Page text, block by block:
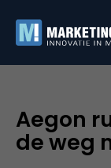
Aegon
de weg